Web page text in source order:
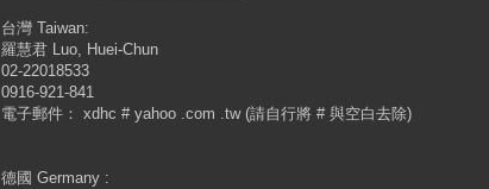
台灣 Taiwan:
羅慧君 Luo, Huei-Chun
02-22018533
0916-921-841
電子郵件： xdhc # yahoo .com .tw (請自行將 # 與空白去除)
德國 Germany :